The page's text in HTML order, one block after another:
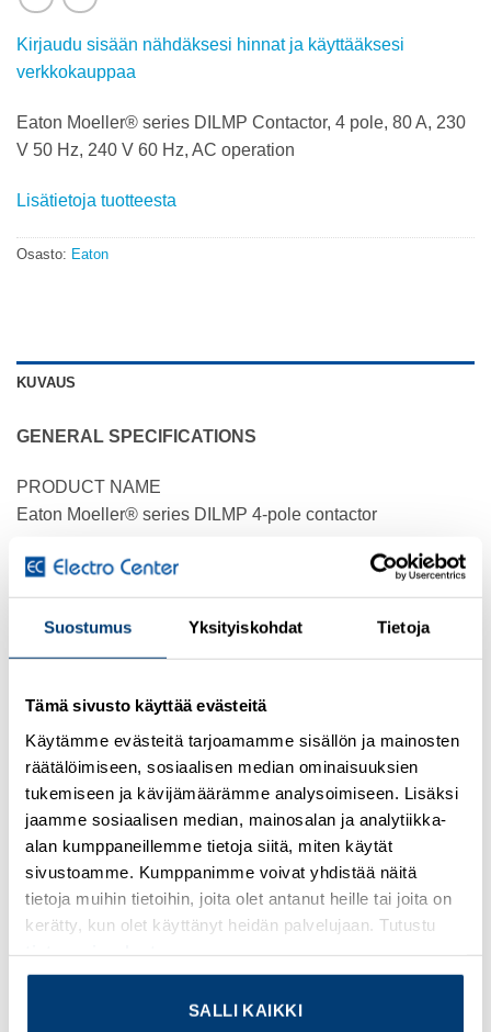
Suostumus Yksityiskohdat Tietoja
Tämä sivusto käyttää evästeitä
Käytämme evästeitä tarjoamamme sisällön ja mainosten
räätälöimiseen, sosiaalisen median ominaisuuksien
tukemiseen ja kävijämäärämme analysoimiseen. Lisäksi
jaamme sosiaalisen median, mainosalan ja analytiikka-
alan kumppaneillemme tietoja siitä, miten käytät
sivustoamme. Kumppanimme voivat yhdistää näitä
tietoja muihin tietoihin, joita olet antanut heille tai joita on
kerätty, kun olet käyttänyt heidän palvelujaan. Tutustu
SALLI KAIKKI
Kirjaudu sisään nähdäksesi hinnat ja käyttääksesi
verkkokauppaa
Eaton Moeller® series DILMP Contactor, 4 pole, 80 A, 230
V 50 Hz, 240 V 60 Hz, AC operation
Lisätietoja tuotteesta
Osasto: Eaton
KUVAUS
GENERAL SPECIFICATIONS
PRODUCT NAME
Eaton Moeller® series DILMP 4-pole contactor
CATALOG NUMBER
PRODUCT LENGTH/DEPTH
132 mm
PRODUCT HEIGHT
115 mm
PRODUCT WIDTH
74 mm
PRODUCT WEIGHT
1.04 kg